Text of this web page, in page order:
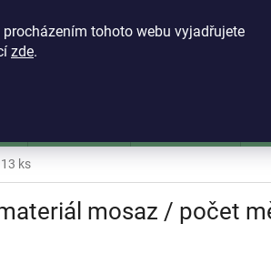
tohoto webu vyjadřujete
zde.
ks
mosaz / počet